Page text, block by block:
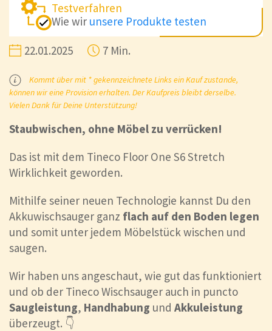
Testverfahren
Wie wir unsere Produkte testen
22.01.2025 7 Min.
Kommt über mit * gekennzeichnete Links ein Kauf zustande,
können wir eine Provision erhalten. Der Kaufpreis bleibt derselbe.
Vielen Dank für Deine Unterstützung!
Staubwischen, ohne Möbel zu verrücken!
Das ist mit dem Tineco Floor One S6 Stretch
Wirklichkeit geworden.
Mithilfe seiner neuen Technologie kannst Du den
Akkuwischsauger ganz flach auf den Boden legen
und somit unter jedem Möbelstück wischen und
saugen.
Wir haben uns angeschaut, wie gut das funktioniert
und ob der Tineco Wischsauger auch in puncto
Saugleistung, Handhabung und Akkuleistung
überzeugt. 👇